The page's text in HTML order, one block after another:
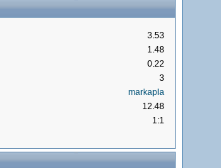
3.53
1.48
0.22
3
markapla
12.48
1:1